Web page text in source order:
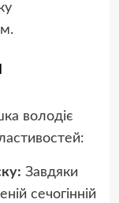
володіє
Завдяки
сечогінній